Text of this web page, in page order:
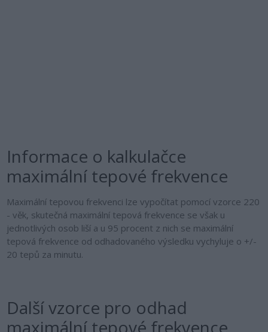
Informace o kalkulačce
maximální tepové frekvence
Maximální tepovou frekvenci lze vypočítat pomocí vzorce 220
- věk, skutečná maximální tepová frekvence se však u
jednotlivých osob liší a u 95 procent z nich se maximální
tepová frekvence od odhadovaného výsledku vychyluje o +/-
20 tepů za minutu.
Další vzorce pro odhad
maximální tepové frekvence